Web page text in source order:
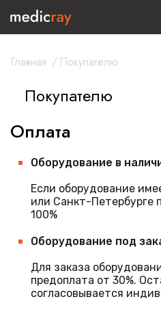
Главная / Покупателю
Покупателю
Оплата
Оборудование в
Если оборудование
или Санкт-Петербурге
100%
Оборудование под
Для заказа
предоплата от 30%.
согласовывается